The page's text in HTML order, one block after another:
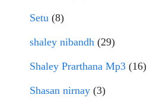
Setu (8)
shaley nibandh (29)
Shaley Prarthana Mp3 (16)
Shasan nirnay (3)